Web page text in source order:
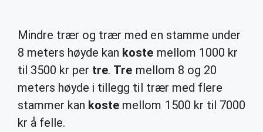
Mindre trær og trær med en stamme under
8 meters høyde kan koste mellom 1000 kr
til 3500 kr per tre. Tre mellom 8 og 20
meters høyde i tillegg til trær med flere
stammer kan koste mellom 1500 kr til 7000
kr å felle.